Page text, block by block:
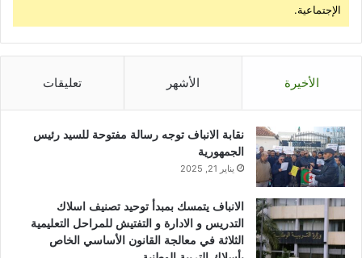
الإجتماعية.
الأخيرة الأشهر تعليقات
نقابة الانباف توجه رسالة مفتوحة للسيد رئيس
الجمهورية
يناير 21, 2025
الانباف يتمسك بمبدأ توحيد تصنيف اسلاك
التدريس و الادارة و التفتيش للمراحل التعليمية
الثلاثة في معالجة القانون الأساسي الخاص